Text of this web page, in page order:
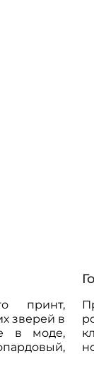
принт,
зверей в
в моде,